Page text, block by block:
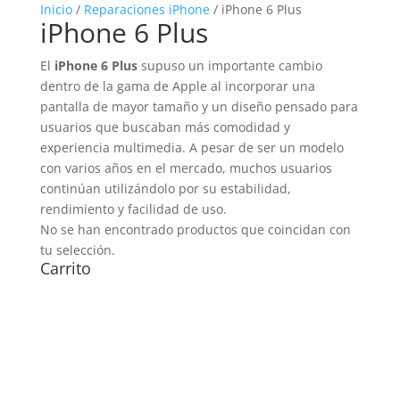
Inicio/ Reparaciones iPhone/ iPhone 6 Plus
iPhone 6 Plus
El iPhone 6 Plussupuso un importante cambio
dentro de la gama de Apple al incorporar una
pantalla de mayor tamaño y un diseño pensado para
usuarios que buscaban más comodidad y
experiencia multimedia. A pesar de ser un modelo
con varios años en el mercado, muchos usuarios
continúan utilizándolo por su estabilidad,
rendimiento y facilidad de uso.
No se han encontrado productos que coincidan con
tu selección.
Carrito